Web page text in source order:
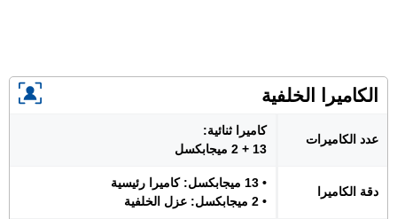
الكاميرا الخلفية
عدد الكاميرات
كاميرا ثنائية:
13 + 2 ميجابكسل
دقة الكاميرا
• 13 ميجابكسل: كاميرا رئيسية
• 2 ميجابكسل: عزل الخلفية